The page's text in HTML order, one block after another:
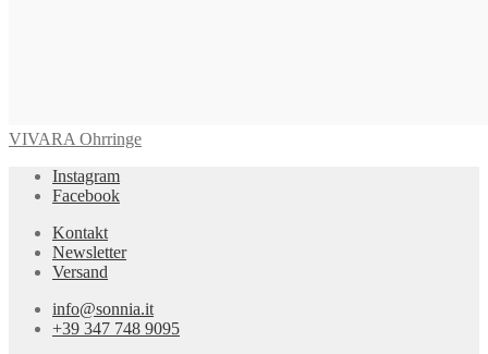
VIVARA Ohrringe
Instagram
Facebook
Kontakt
Newsletter
Versand
info@sonnia.it
+39 347 748 9095